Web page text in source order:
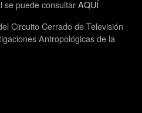
se puede consultarAQUÍ
Circuito Cerrado de Televisión
Antropológicas de la